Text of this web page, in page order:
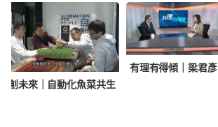
創未來｜自動化魚菜共生
有理有得傾｜梁君彥